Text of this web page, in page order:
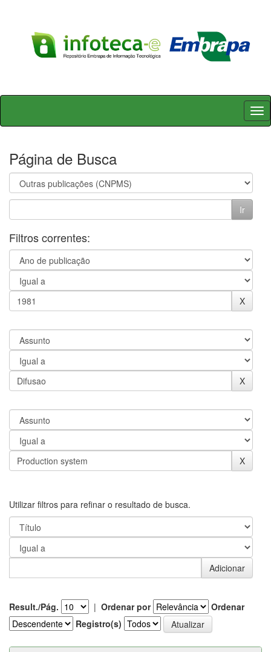
Skip
Página de Busca
Filtros correntes:
Utilizar filtros para refinar o resultado de busca.
Result./Pág. | Ordenar por
Ordenar
Registro(s)